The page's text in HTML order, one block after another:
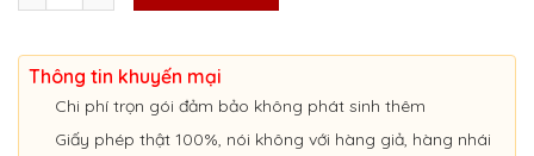
Thông tin khuyến mại
Chi phí trọn gói đảm bảo không phát sinh thêm
Giấy phép thật 100%, nói không với hàng giả, hàng nhái